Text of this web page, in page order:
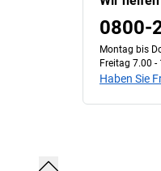
0800-
Montag bis
Freitag 7.00 -
Haben Sie